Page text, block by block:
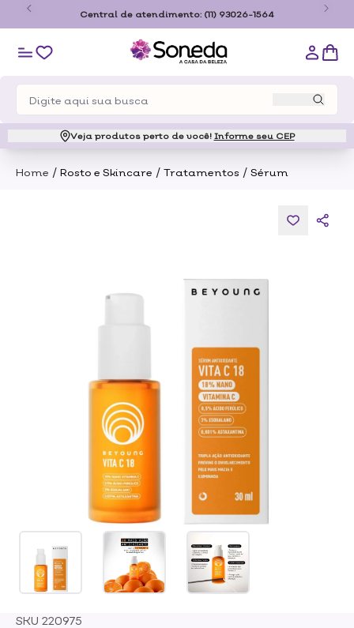
Central de atendimento: (11) 93026-1564
Veja produtos perto de você! Informe seu CEP
Home / Rosto e Skincare / Tratamentos / Sérum
SKU 220975